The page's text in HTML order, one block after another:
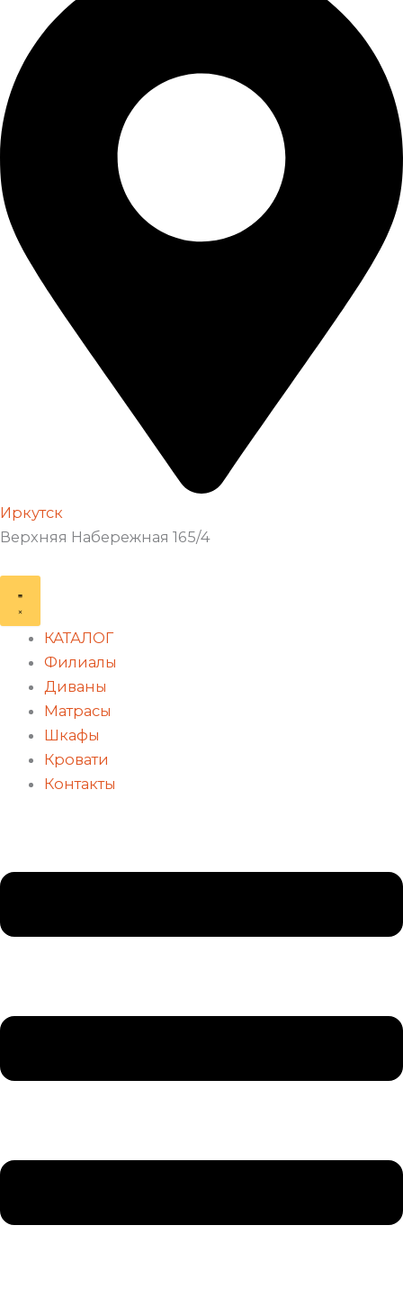
Иркутск
Верхняя Набережная 165/4
КАТАЛОГ
Филиалы
Диваны
Матрасы
Шкафы
Кровати
Контакты